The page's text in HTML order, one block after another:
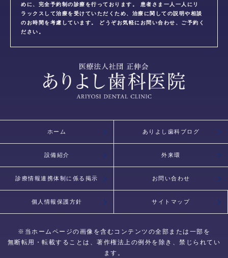
めに、完全予約制の診療を行っております。 患者さま一人一人にリ
ラックスして治療を受けていただくため、治療に関しての説明や相談
のお時間を考慮しています。 どうぞお気軽にお問い合わせ、ご予約く
ださい。
ホーム ありよし歯科ブログ
設備紹介 外来環
診療情報連携体制に係る掲示 お問い合わせ
個人情報保護方針 サイトマップ
※当ホームページの画像を含むコンテンツの全部または一部を
無断転用・転載することは、著作権法上の例外を除き、禁じられてい
ます。